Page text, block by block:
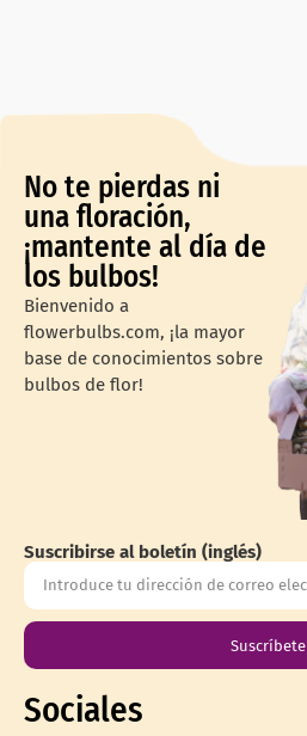
No te pierdas ni
una floración,
¡mantente al día de
los bulbos!
Bienvenido a
flowerbulbs.com, ¡la mayor
base de conocimientos sobre
bulbos de flor!
Suscribirse al boletín (inglés)
Suscríbete
Sociales